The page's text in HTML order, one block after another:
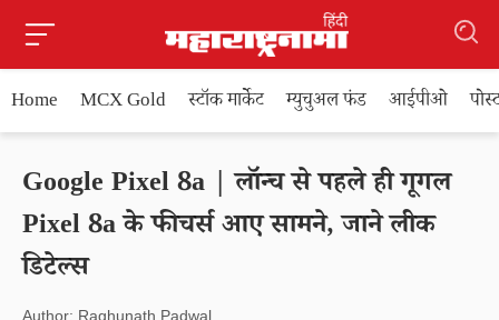
Home MCX Gold स्टॉक मार्केट म्युचुअल फंड आईपीओ
Google Pixel 8a | लॉन्च से पहले ही गूगल
Pixel 8a के फीचर्स आए सामने, जाने लीक
डिटेल्स
Author: Raghunath Padwal